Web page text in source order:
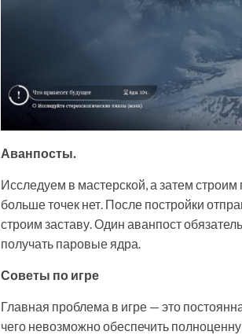
Аванпосты.
Исследуем в мастерской, а затем
больше точек нет. После постройки
строим заставу. Один аванпост
получать паровые ядра.
Советы по игре
Главная проблема в игре — это
чего невозможно обеспечить